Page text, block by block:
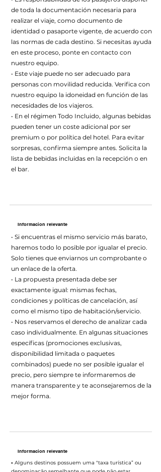
de toda la documentación necesaria para
realizar el viaje, como documento de
identidad o pasaporte vigente, de acuerdo con
las normas de cada destino. Si necesitas ayuda
en este proceso, ponte en contacto con
nuestro equipo.
• Este viaje puede no ser adecuado para
personas con movilidad reducida. Verifica con
nuestro equipo la idoneidad en función de las
necesidades de los viajeros.
• En el régimen Todo Incluido, algunas bebidas
pueden tener un coste adicional por ser
premium o por política del hotel. Para evitar
sorpresas, confirma siempre antes. Solicita la
lista de bebidas incluidas en la recepción o en
el bar.
Informacion relevante
• Si encuentras el mismo servicio más barato,
haremos todo lo posible por igualar el precio.
Solo tienes que enviarnos un comprobante o
un enlace de la oferta.
• La propuesta presentada debe ser
exactamente igual: mismas fechas,
condiciones y políticas de cancelación, así
como el mismo tipo de habitación/servicio.
• Nos reservamos el derecho de analizar cada
caso individualmente. En algunas situaciones
específicas (promociones exclusivas,
disponibilidad limitada o paquetes
combinados) puede no ser posible igualar el
precio, pero siempre te informaremos de
manera transparente y te aconsejaremos de la
mejor forma.
Informacion relevante
• Alguns destinos possuem uma "taxa turística” ou